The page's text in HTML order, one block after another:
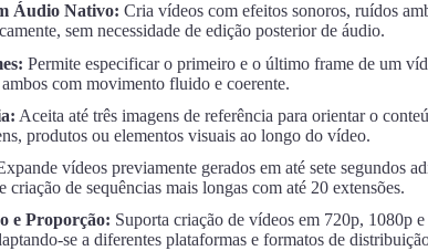
Áudio Nativo: Cria vídeos com efeitos sonoros, ruídos
sem necessidade de edição posterior de áudio.
Permite especificar o primeiro e o último frame de um
com movimento fluido e coerente.
Aceita até três imagens de referência para orientar o
produtos ou elementos visuais ao longo do vídeo.
vídeos previamente gerados em até sete segundos
criação de sequências mais longas com até 20 extensões.
e Proporção: Suporta criação de vídeos em 720p, 1080p
se a diferentes plataformas e formatos de